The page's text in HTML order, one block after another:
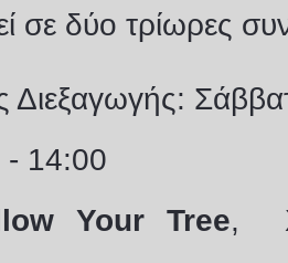
σε δύο τρίωρες
Διεξαγωγής:
14:00
Your Tree,